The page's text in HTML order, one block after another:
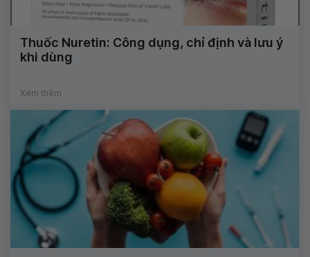
Thuốc Nuretin: Công dụng, chỉ định và lưu ý
khi dùng
Xem thêm